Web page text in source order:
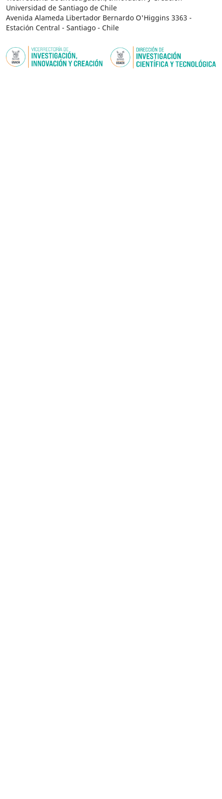
Universidad de Santiago de Chile
Avenida Alameda Libertador Bernardo O'Higgins 3363 -
Estación Central - Santiago - Chile